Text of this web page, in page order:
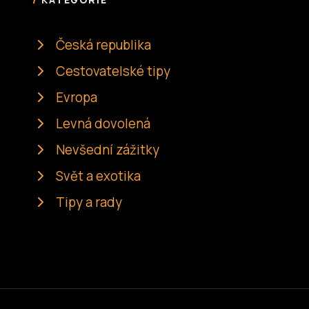
Česká republika
Cestovatelské tipy
Evropa
Levná dovolená
Nevšední zážitky
Svět a exotika
Tipy a rady